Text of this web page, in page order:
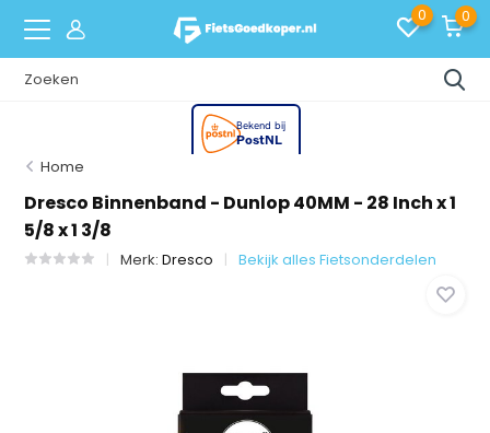
0 0
Home
Dresco Binnenband - Dunlop 40MM - 28 Inch x 1
5/8 x 1 3/8
Merk:Dresco Bekijk alles Fietsonderdelen